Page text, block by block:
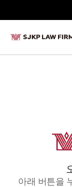
아래 버튼을